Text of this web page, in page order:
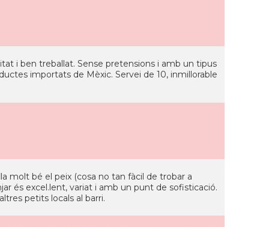
i ben treballat. Sense pretensions i amb un tipus
importats de Mèxic. Servei de 10, inmillorable
molt bé el peix (cosa no tan fàcil de trobar a
és excel.lent, variat i amb un punt de sofisticació.
petits locals al barri.